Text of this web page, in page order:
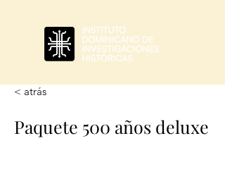
< atrás
Paquete 500 años deluxe